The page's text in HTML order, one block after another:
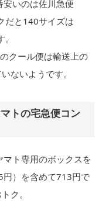
いのは佐川急便
だと140サイズは
クール便は輸送上の
ないようです。
トの宅急便コン
ト専用のボックスを
円）を含めて713円で
ク。